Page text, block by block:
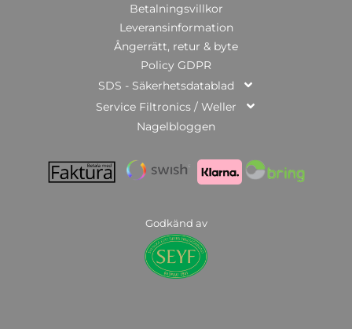
Betalningsvillkor
Leveransinformation
Ångerrätt, retur & byte
Policy GDPR
SDS - Säkerhetsdatablad
Service Filtronics / Weller
Nagelbloggen
Godkänd av